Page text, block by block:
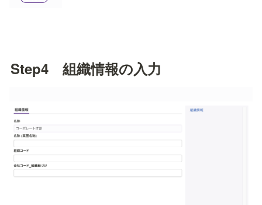
Step4　組織情報の入力